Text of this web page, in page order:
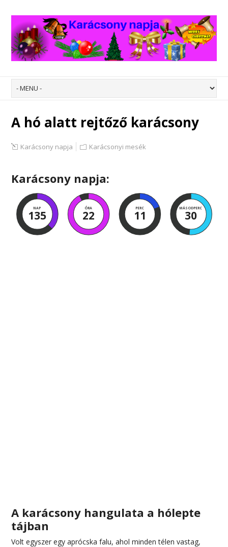
A hó alatt rejtőző karácsony
Karácsony napja Karácsonyi mesék
Karácsony napja:
NAP
135
ÓRA
22
PERC
11
MÁSODPERC
29
A karácsony hangulata a hólepte
tájban
Volt egyszer egy aprócska falu, ahol minden télen vastag,